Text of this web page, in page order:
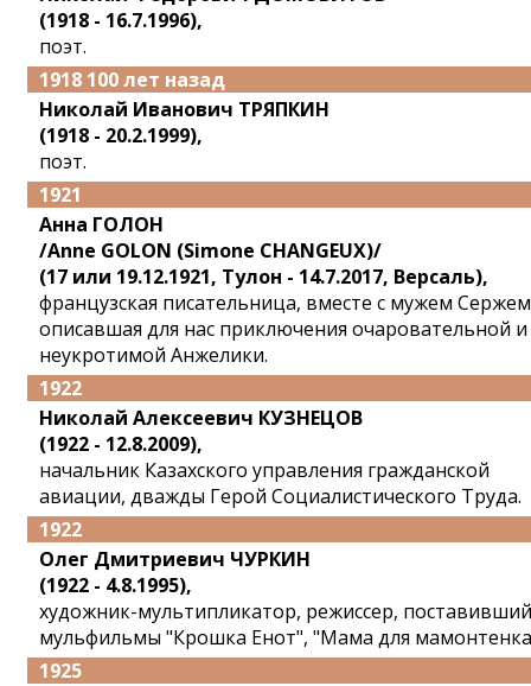
(1918 - 16.7.1996),
поэт.
1918 100 лет назад
Николай Иванович ТРЯПКИН
(1918 - 20.2.1999),
поэт.
1921
Анна ГОЛОН
/Anne GOLON (Simone CHANGEUX)/
(17 или 19.12.1921, Тулон - 14.7.2017, Версаль),
французская писательница, вместе с мужем Сержем
описавшая для нас приключения очаровательной и
неукротимой Анжелики.
1922
Николай Алексеевич КУЗНЕЦОВ
(1922 - 12.8.2009),
начальник Казахского управления гражданской
авиации, дважды Герой Социалистического Труда.
1922
Олег Дмитриевич ЧУРКИН
(1922 - 4.8.1995),
художник-мультипликатор, режиссер, поставивший
мульфильмы "Крошка Енот", "Мама для
1925